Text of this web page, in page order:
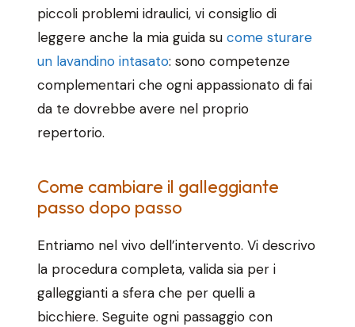
piccoli problemi idraulici, vi consiglio di
leggere anche la mia guida su come sturare
un lavandino intasato: sono competenze
complementari che ogni appassionato di fai
da te dovrebbe avere nel proprio
repertorio.
Come cambiare il galleggiante
passo dopo passo
Entriamo nel vivo dell’intervento. Vi descrivo
la procedura completa, valida sia per i
galleggianti a sfera che per quelli a
bicchiere. Seguite ogni passaggio con